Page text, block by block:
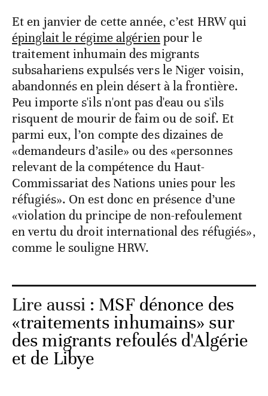
Et en janvier de cette année, c’est HRW qui
épinglait le régime algérienpour le
traitement inhumain des migrants
subsahariens expulsés vers le Niger voisin,
abandonnés en plein désert à la frontière.
Peu importe s'ils n'ont pas d'eau ou s'ils
risquent de mourir de faim ou de soif. Et
parmi eux, l’on compte des dizaines de
«demandeurs d’asile» ou des «personnes
relevant de la compétence du Haut-
Commissariat des Nations unies pour les
réfugiés». On est donc en présence d’une
«violation du principe de non-refoulement
en vertu du droit international des réfugiés»,
comme le souligne HRW.
Lire aussi : MSF dénonce des
«traitements inhumains» sur
des migrants refoulés d'Algérie
et de Libye